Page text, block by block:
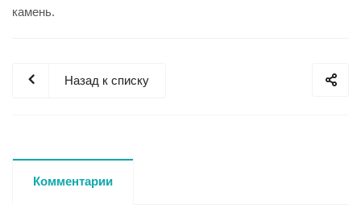
камень.
Назад к списку
Комментарии